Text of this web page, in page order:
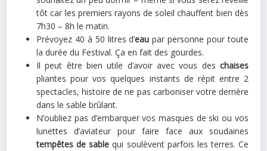
tôt car les premiers rayons de soleil chauffent bien dès
7h30 – 8h le matin.
Prévoyez 40 à 50 litres d’eau par personne pour toute
la durée du Festival. Ça en fait des gourdes.
Il peut être bien utile d’avoir avec vous des chaises
pliantes pour vos quelques instants de répit entre 2
spectacles, histoire de ne pas carboniser votre derrière
dans le sable brûlant.
N’oubliez pas d’embarquer vos masques de ski ou vos
lunettes d’aviateur pour faire face aux soudaines
tempêtes de sable qui soulèvent parfois les terres. Ce